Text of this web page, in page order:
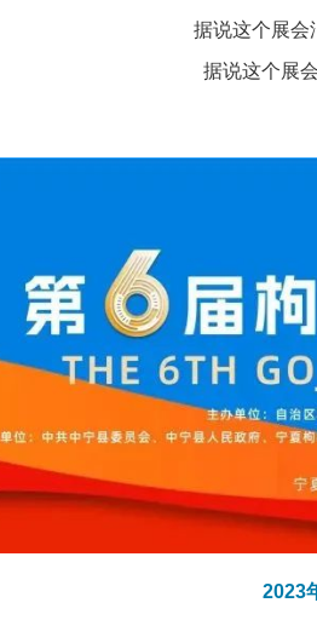
据说这个展会
据说这个展
2023